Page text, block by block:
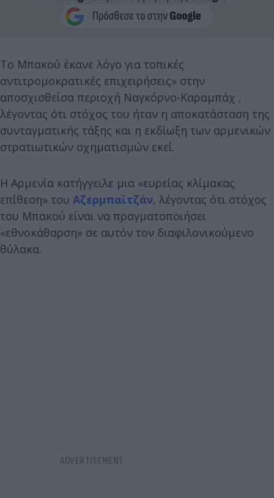
Το Μπακού έκανε λόγο για τοπικές
αντιτρομοκρατικές επιχειρήσεις» στην
αποσχισθείσα περιοχή Ναγκόρνο-Καραμπάχ ,
λέγοντας ότι στόχος του ήταν η αποκατάσταση της
συνταγματικής τάξης και η εκδίωξη των αρμενικών
στρατιωτικών σχηματισμών εκεί.
Η Αρμενία κατήγγειλε μια «ευρείας κλίμακας
επίθεση» του Αζερμπαϊτζάν, λέγοντας ότι στόχος
του Μπακού είναι να πραγματοποιήσει
«εθνοκάθαρση» σε αυτόν τον διαφιλονικούμενο
θύλακα.